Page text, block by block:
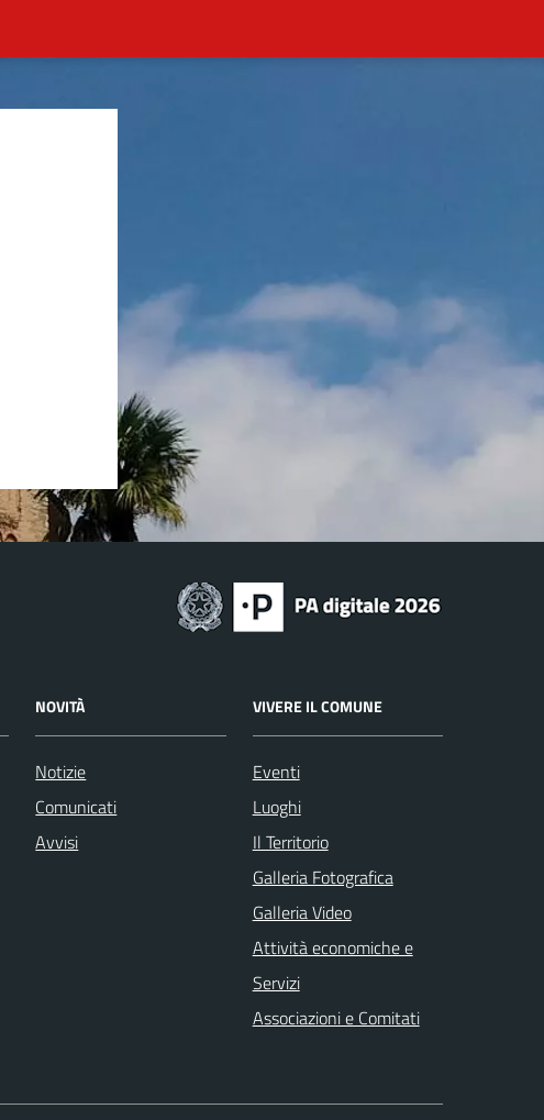
NOVITÀ
Notizie
Comunicati
Avvisi
VIVERE IL COMUNE
Eventi
Luoghi
Il Territorio
Galleria Fotografica
Galleria Video
Attività economiche e
Servizi
Associazioni e Comitati